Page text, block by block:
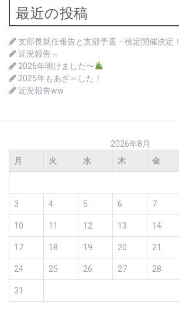
最近の投稿
支部長就任報告と支部予選・検定開催決定！
近況報告～
2026年明けました〜
2025年もあざ～した！
近況報告ww
2026年8月
月
火 水 木 金
3 4 5 6 7
10 11 12 13 14
17 18 19 20 21
24 25 26 27 28
31